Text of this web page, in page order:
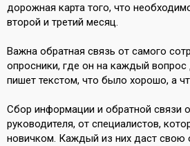
дорожная карта того, что
второй и третий месяц.
Важна обратная связь от самого
опросники, где он на каждый
пишет текстом, что было хорошо, а
Сбор информации и обратной связи
руководителя, от специалистов,
новичком. Каждый из них даст свою